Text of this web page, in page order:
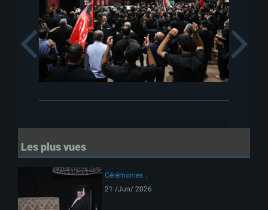
Previous
Les plus vues
Cérémonies
21 /Jun/ 2026